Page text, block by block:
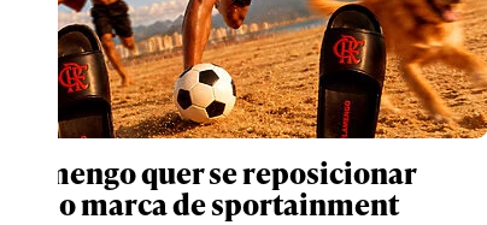
Flamengo quer se reposicionar
como marca de sportainment